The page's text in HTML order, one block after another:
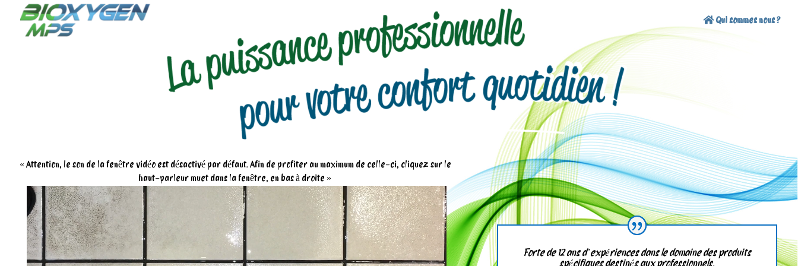
Qui sommes nous ?
« Attention, le son de la fenêtre vidéo est désactivé par défaut. Afin de profiter au maximum de celle-ci, cliquez sur le
haut-parleur muet dans la fenêtre, en bas à droite »
Forte de 12 ans d’expériences dans le domaine des produits